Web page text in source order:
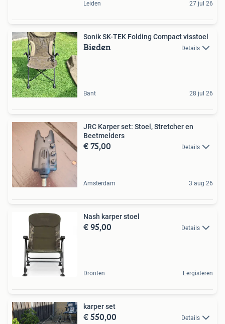
Leiden 27 jul 26
Sonik SK-TEK Folding Compact visstoel
Bieden Details
Bant 28 jul 26
JRC Karper set: Stoel, Stretcher en
Beetmelders
€ 75,00 Details
Amsterdam 3 aug 26
Nash karper stoel
€ 95,00 Details
Dronten Eergisteren
karper set
€ 550,00 Details